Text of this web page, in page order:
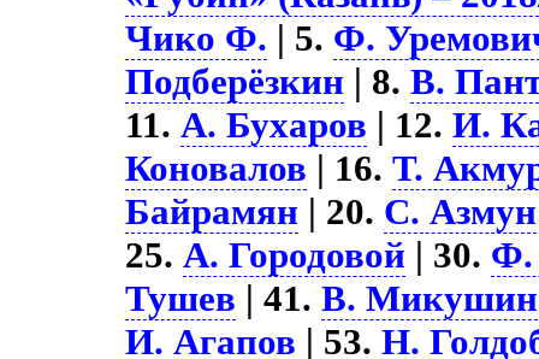
Чико Ф. | 5. Ф.
Подберёзкин | 8.В.
11.А. Бухаров | 12.И.
Коновалов | 16.Т.
Байрамян | 20. С. Азмун
25.А. Городовой | 30. Ф.
Тушев | 41.В. Микушин
И. Агапов | 53.Н.